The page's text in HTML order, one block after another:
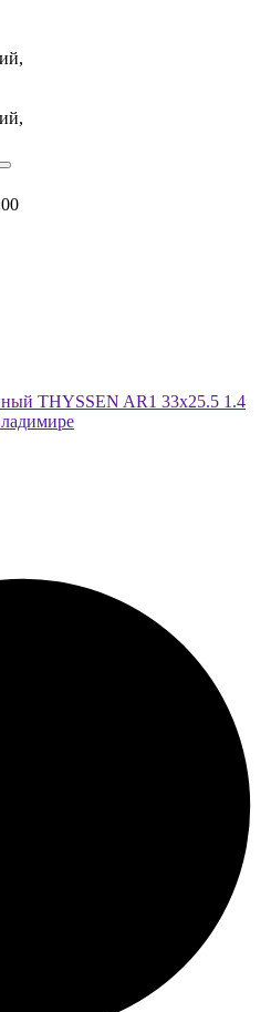
THYSSEN AR1 33х25.5 1.4